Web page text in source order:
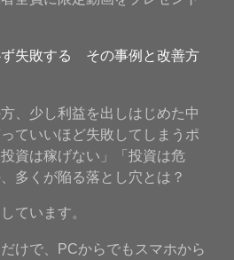
ず失敗する その事例と改善方
、少し利益を出しはじめた中
ていいほど失敗してしまうポ
資は稼げない」「投資は危
多くが陥る落とし穴とは？
ています。
けで、PCからでもスマホから